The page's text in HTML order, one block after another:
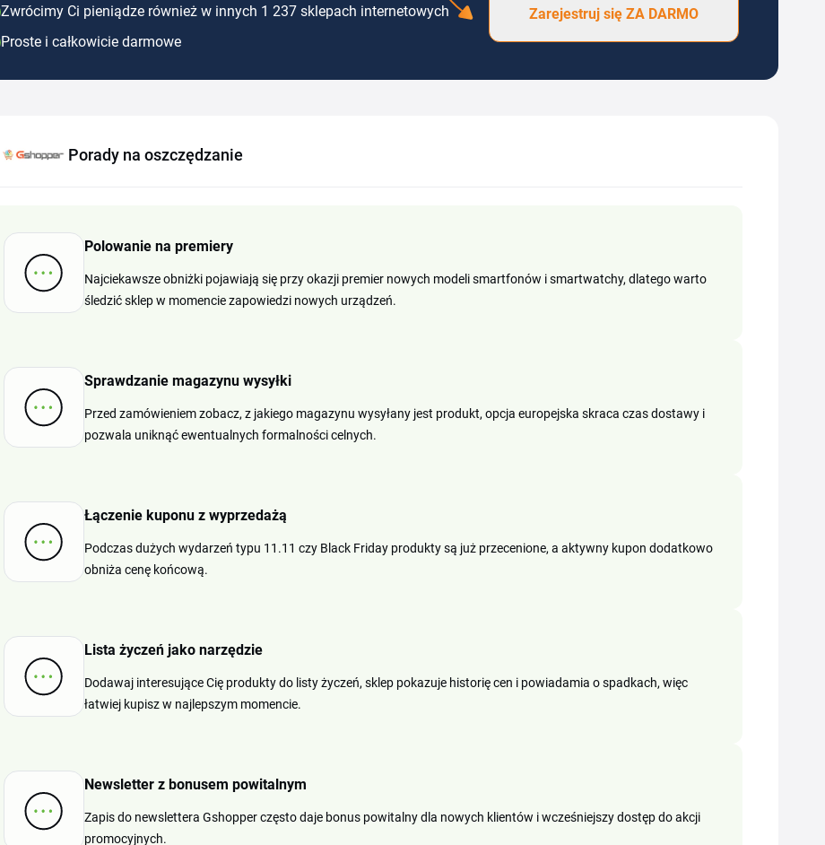
Zwrócimy Ci pieniądze również w innych 1 237 sklepach internetowych
Proste i całkowicie darmowe
Zarejestruj się ZA DARMO
Porady na oszczędzanie
Polowanie na premiery
Najciekawsze obniżki pojawiają się przy okazji premier nowych modeli smartfonów i smartwatchy, dlatego warto
śledzić sklep w momencie zapowiedzi nowych urządzeń.
Sprawdzanie magazynu wysyłki
Przed zamówieniem zobacz, z jakiego magazynu wysyłany jest produkt, opcja europejska skraca czas dostawy i
pozwala uniknąć ewentualnych formalności celnych.
Łączenie kuponu z wyprzedażą
Podczas dużych wydarzeń typu 11.11 czy Black Friday produkty są już przecenione, a aktywny kupon dodatkowo
obniża cenę końcową.
Lista życzeń jako narzędzie
Dodawaj interesujące Cię produkty do listy życzeń, sklep pokazuje historię cen i powiadamia o spadkach, więc
łatwiej kupisz w najlepszym momencie.
Newsletter z bonusem powitalnym
Zapis do newslettera Gshopper często daje bonus powitalny dla nowych klientów i wcześniejszy dostęp do akcji
promocyjnych.